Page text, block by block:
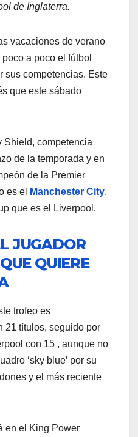
de Inglaterra.
vacaciones de verano
a poco el fútbol
sus competencias. Este
que este sábado
Shield, competencia
de la temporada y en
de la Premier
es el
Manchester City,
que es el Liverpool.
JUGADOR
QUIERE
trofeo es
21 títulos, seguido por
con 15 , aunque no
‘sky blue’ por su
y el más reciente
en el King Power